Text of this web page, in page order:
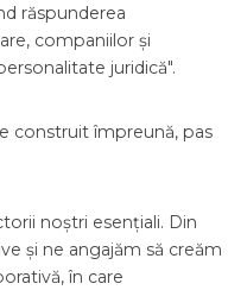
răspunderea
companiilor și
juridică".
construit împreună, pas
noștri esențiali. Din
și ne angajăm să creăm
în care